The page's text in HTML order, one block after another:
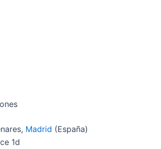
Madrid (España)
1d